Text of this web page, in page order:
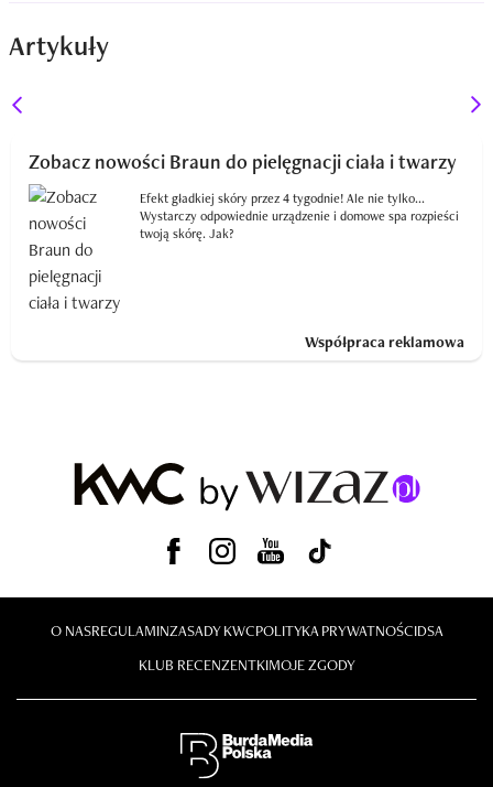
Artykuły
Zobacz nowości Braun do pielęgnacji ciała i twarzy
Efekt gładkiej skóry przez 4 tygodnie! Ale nie tylko...
Wystarczy odpowiednie urządzenie i domowe spa rozpieści
twoją skórę. Jak?
Współpraca reklamowa
O NASREGULAMINZASADY KWCPOLITYKA PRYWATNOŚCIDSA
KLUB RECENZENTKIMOJE ZGODY